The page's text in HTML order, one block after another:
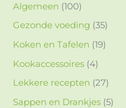
Algemeen (100)
Gezonde voeding (35)
Koken en Tafelen (19)
Kookaccessoires (4)
Lekkere recepten (27)
Sappen en Drankjes (5)